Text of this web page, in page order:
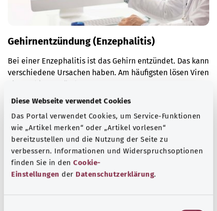
Diese Webseite verwendet Cookies
Das Portal verwendet Cookies, um Service-Funktionen
wie „Artikel merken“ oder „Artikel vorlesen“
bereitzustellen und die Nutzung der Seite zu
verbessern. Informationen und Widerspruchsoptionen
finden Sie in den Cookie-
Einstellungen der Datenschutzerklärung.
Gehirnentzündung (Enzephalitis)
Bei einer Enzephalitis ist das Gehirn entzündet. Das kann
verschiedene Ursachen haben. Am häufigsten lösen Viren
Mehr erfahren